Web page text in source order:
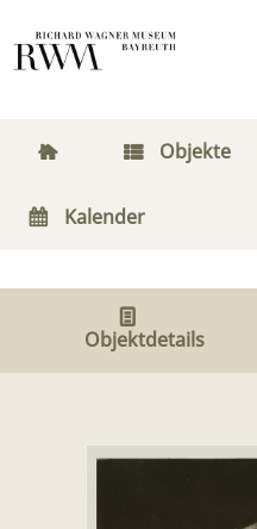
Objekte
Kalender
Objektdetails